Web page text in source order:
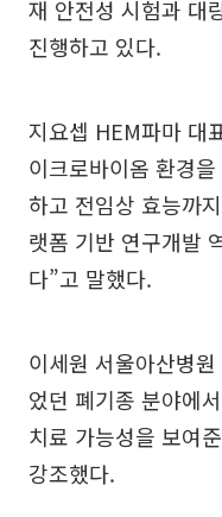
재 안전성 시험과 대
진행하고 있다.
지요셉 HEM파마 대
이크로바이옴 환경
하고 전임상 효능까
랫폼 기반 연구개발
다”고 말했다.
이세원 서울아산병
었던 폐기종 분야에
치료 가능성을 보여
강조했다.